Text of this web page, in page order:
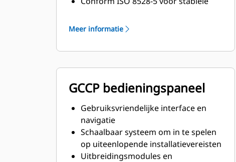
piekbelasting
Meer informatie
GCCP bedieningspaneel
Gebruiksvriendelijke interface en
navigatie
Schaalbaar systeem om in te spelen
op uiteenlopende installatievereisten
Uitbreidingsmodules en